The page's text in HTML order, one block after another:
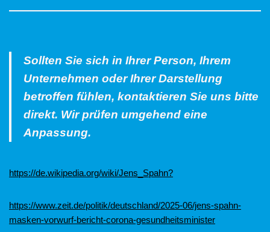
Sollten Sie sich in Ihrer Person, Ihrem
Unternehmen oder Ihrer Darstellung
betroffen fühlen, kontaktieren Sie uns bitte
direkt. Wir prüfen umgehend eine
Anpassung.
https://de.wikipedia.org/wiki/Jens_Spahn?
https://www.zeit.de/politik/deutschland/2025-06/jens-spahn-
masken-vorwurf-bericht-corona-gesundheitsminister